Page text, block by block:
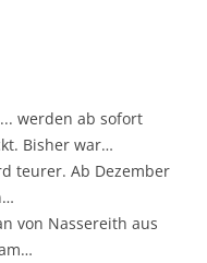
... werden ab sofort
Bisher war…
teurer. Ab Dezember
von Nassereith aus